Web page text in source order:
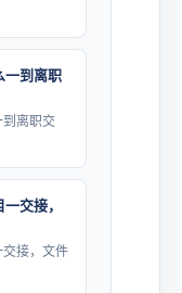
一到离职
离职交
交接，
交接，文件